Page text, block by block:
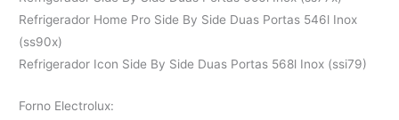
Refrigerador Home Pro Side By Side Duas Portas 546l Inox
(ss90x)
Refrigerador Icon Side By Side Duas Portas 568l Inox (ssi79)
Forno Electrolux: